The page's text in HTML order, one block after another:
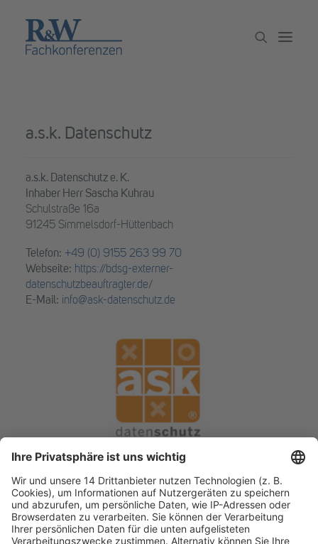
Partner werden
Archiv
a.s.k. Datenschutz
a.s.k. Datenschutz e. K.
Inhaber Herr Sascha Kuhrau
Schulstraße 16a
91245 Simmelsdorf-Hüttenbach
Telefon: +49 (0) 9155 263 99 70
Webseite: https://bdsg-externer-
datenschutzbeauftragter.de/
E-Mail: info@ask-datenschutz.de